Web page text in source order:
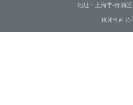
地址：上海市-青浦
杭州动画公